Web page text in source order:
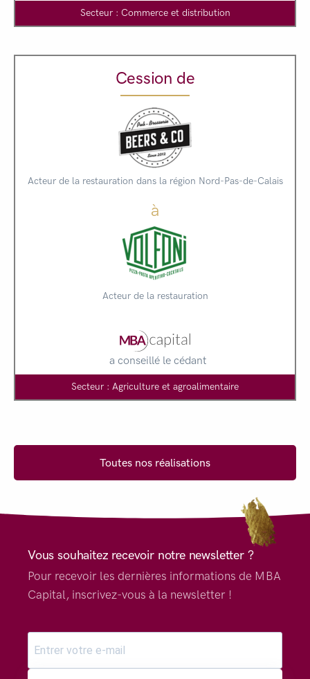
Secteur : Commerce et distribution
Cession de
Acteur de la restauration dans la région Nord-Pas-de-Calais
à
Acteur de la restauration
a conseillé le cédant
Secteur : Agriculture et agroalimentaire
Toutes nos réalisations
Vous souhaitez recevoir notre newsletter ?
Pour recevoir les dernières informations de MBA
Capital, inscrivez-vous à la newsletter !